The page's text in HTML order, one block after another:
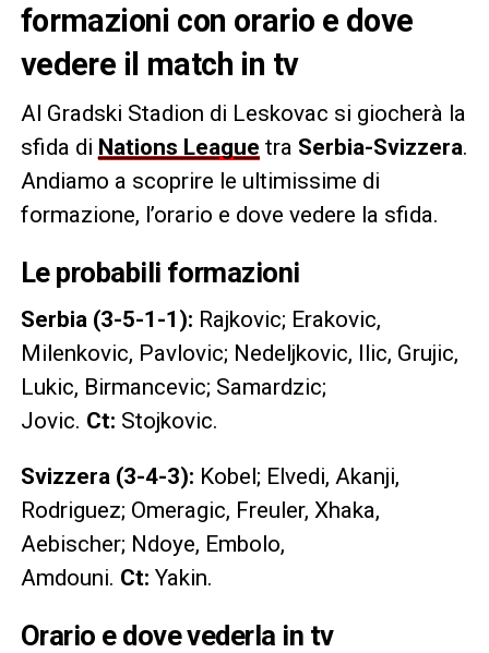
formazioni con orario e dove
vedere il match in tv
Al Gradski Stadion di Leskovac si giocherà la
sfida di Nations League tra Serbia-Svizzera.
Andiamo a scoprire le ultimissime di
formazione, l’orario e dove vedere la sfida.
Le probabili formazioni
Serbia (3-5-1-1): Rajkovic; Erakovic,
Milenkovic, Pavlovic; Nedeljkovic, Ilic, Grujic,
Lukic, Birmancevic; Samardzic;
Jovic. Ct: Stojkovic.
Svizzera (3-4-3): Kobel; Elvedi, Akanji,
Rodriguez; Omeragic, Freuler, Xhaka,
Aebischer; Ndoye, Embolo,
Amdouni. Ct: Yakin.
Orario e dove vederla in tv